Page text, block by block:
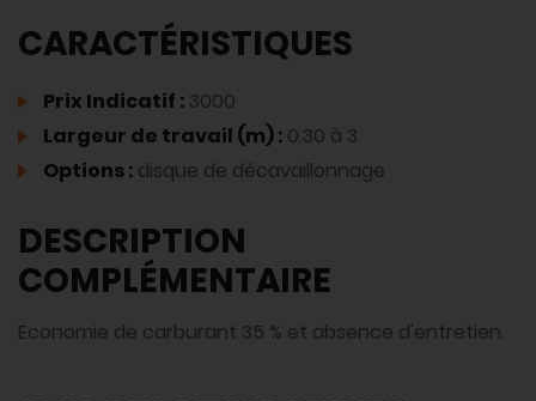
CARACTÉRISTIQUES
Prix Indicatif : 3000
Largeur de travail (m) : 0.30 à 3
Options : disque de décavaillonnage
DESCRIPTION
COMPLÉMENTAIRE
Economie de carburant 35 % et absence d'entretien.